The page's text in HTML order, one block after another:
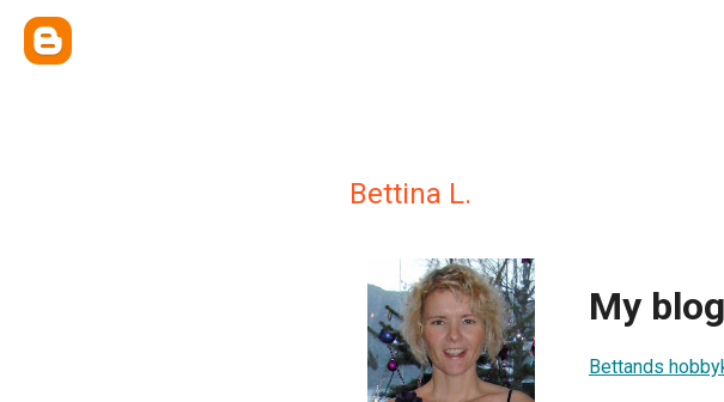
Bettina L.
My
Bettands